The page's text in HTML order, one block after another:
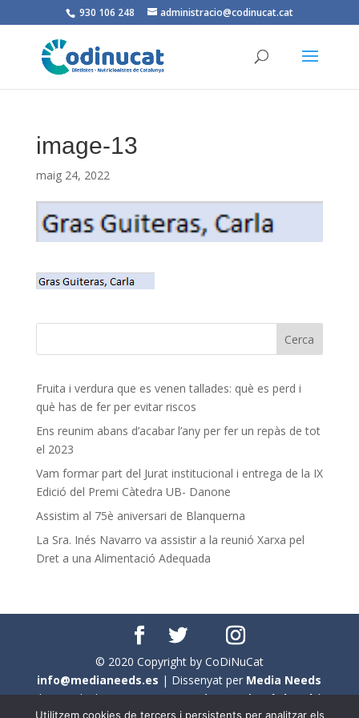
930 106 248 administracio@codinucat.cat
image-13
maig 24, 2022
Fruita i verdura que es venen tallades: què es perd i
què has de fer per evitar riscos
Ens reunim abans d’acabar l’any per fer un repàs de tot
el 2023
Vam formar part del Jurat institucional i entrega de la IX
Edició del Premi Càtedra UB- Danone
Assistim al 75è aniversari de Blanquerna
La Sra. Inés Navarro va assistir a la reunió Xarxa pel
Dret a una Alimentació Adequada
© 2020 Copyright by CoDiNuCat
info@medianeeds.es | Dissenyat per Media Needs
| Tots els drets reservats aCoDiNuCat |Avís legal|
Utilitzem cookies de tercers i persistents per analitzar els